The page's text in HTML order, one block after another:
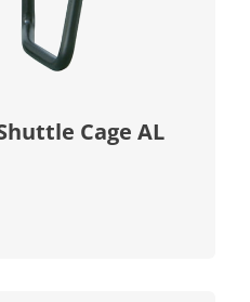
Cage AL